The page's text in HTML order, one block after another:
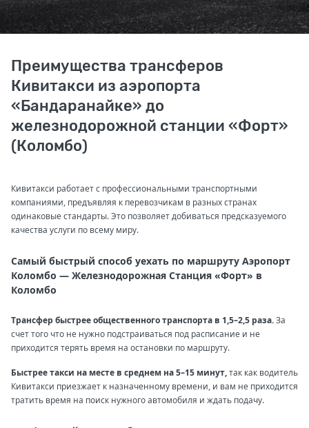
Преимущества трансферов
Кивитакси из аэропорта
«Бандаранайке» до
железнодорожной станции «Форт»
(Коломбо)
Кивитакси работает с профессиональными транспортными
компаниями, предъявляя к перевозчикам в разных странах
одинаковые стандарты. Это позволяет добиваться предсказуемого
качества услуги по всему миру.
Самый быстрый способ уехать по маршруту Аэропорт
Коломбо — Железнодорожная Станция «Форт» в
Коломбо
Трансфер быстрее общественного транспорта в 1,5–2,5 раза.За
счет того что не нужно подстраиваться под расписание и не
приходится терять время на остановки по маршруту.
Быстрее такси на месте в среднем на 5–15 минут,так как водитель
Кивитакси приезжает к назначенному времени, и вам не приходится
тратить время на поиск нужного автомобиля и ждать подачу.